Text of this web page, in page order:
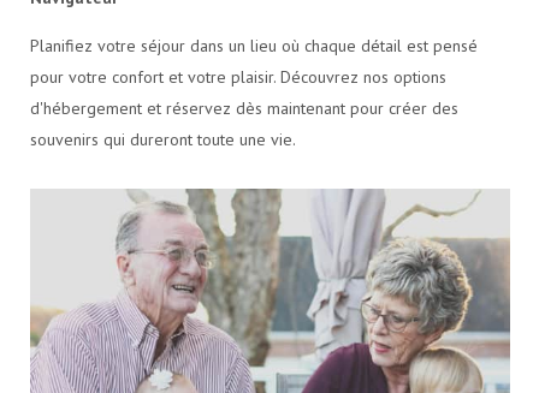
Planifiez votre séjour dans un lieu où chaque détail est pensé
pour votre confort et votre plaisir. Découvrez nos options
d'hébergement et réservez dès maintenant pour créer des
souvenirs qui dureront toute une vie.